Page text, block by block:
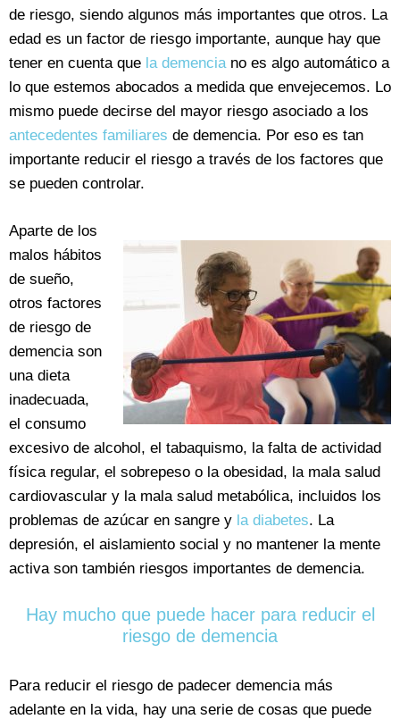
de riesgo, siendo algunos más importantes que otros. La
edad es un factor de riesgo importante, aunque hay que
tener en cuenta que la demenciano es algo automático a
lo que estemos abocados a medida que envejecemos. Lo
mismo puede decirse del mayor riesgo asociado a los
antecedentes familiares de demencia. Por eso es tan
importante reducir el riesgo a través de los factores que
se pueden controlar.
Aparte de los
malos hábitos
de sueño,
otros factores
de riesgo de
demencia son
una dieta
inadecuada,
el consumo
excesivo de alcohol, el tabaquismo, la falta de actividad
física regular, el sobrepeso o la obesidad, la mala salud
cardiovascular y la mala salud metabólica, incluidos los
problemas de azúcar en sangre y la diabetes. La
depresión, el aislamiento social y no mantener la mente
activa son también riesgos importantes de demencia.
Hay mucho que puede hacer para reducir el
riesgo de demencia
Para reducir el riesgo de padecer demencia más
adelante en la vida, hay una serie de cosas que puede